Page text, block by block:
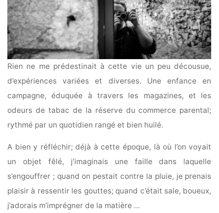
Rien ne me prédestinait à cette vie un peu décousue,
d’expériences variées et diverses. Une enfance en
campagne, éduquée à travers les magazines, et les
odeurs de tabac de la réserve du commerce parental;
rythmé par un quotidien rangé et bien huilé.
A bien y réfléchir; déjà à cette époque, là où l’on voyait
un objet fêlé, j’imaginais une faille dans laquelle
s’engouffrer ; quand on pestait contre la pluie, je prenais
plaisir à ressentir les gouttes; quand c’était sale, boueux,
j’adorais m’imprégner de la matière …